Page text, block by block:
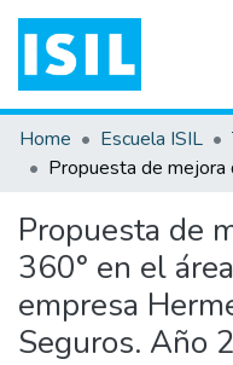
All of DSpace
Statistics
Documentos ▾
Home Escuela ISIL
Propuesta de
360° en el
empresa
Seguros. Año